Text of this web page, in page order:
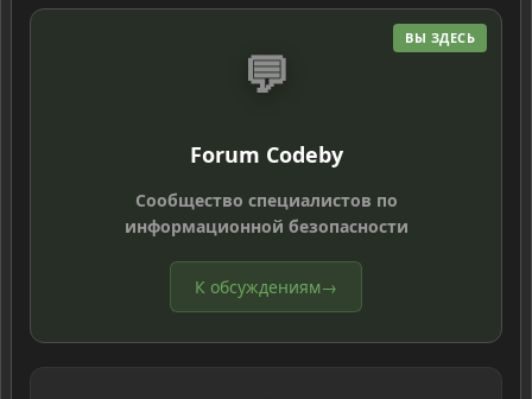
ВЫ ЗДЕСЬ
💬
Forum Codeby
Сообщество специалистов по
информационной безопасности
К обсуждениям→